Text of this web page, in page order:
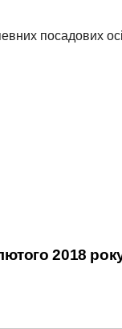
посадових
2018